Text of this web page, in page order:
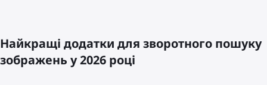
Найкращі додатки для зворотного пошуку
зображень у 2026 році